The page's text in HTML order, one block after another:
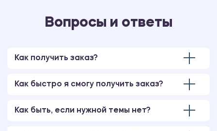
Вопросы и ответы
Как получить заказ?
Как быстро я смогу получить заказ?
Как быть, если нужной темы нет?